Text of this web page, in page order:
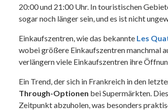
20:00 und 21:00 Uhr. In touristischen
sogar noch länger sein, und es ist nicht
Einkaufszentren, wie das bekannte Les
wobei größere Einkaufszentren manchmal
verlängern viele Einkaufszentren ihre
Ein Trend, der sich in Frankreich in den
Through-Optionen bei Supermärkten.
Zeitpunkt abzuholen, was besonders